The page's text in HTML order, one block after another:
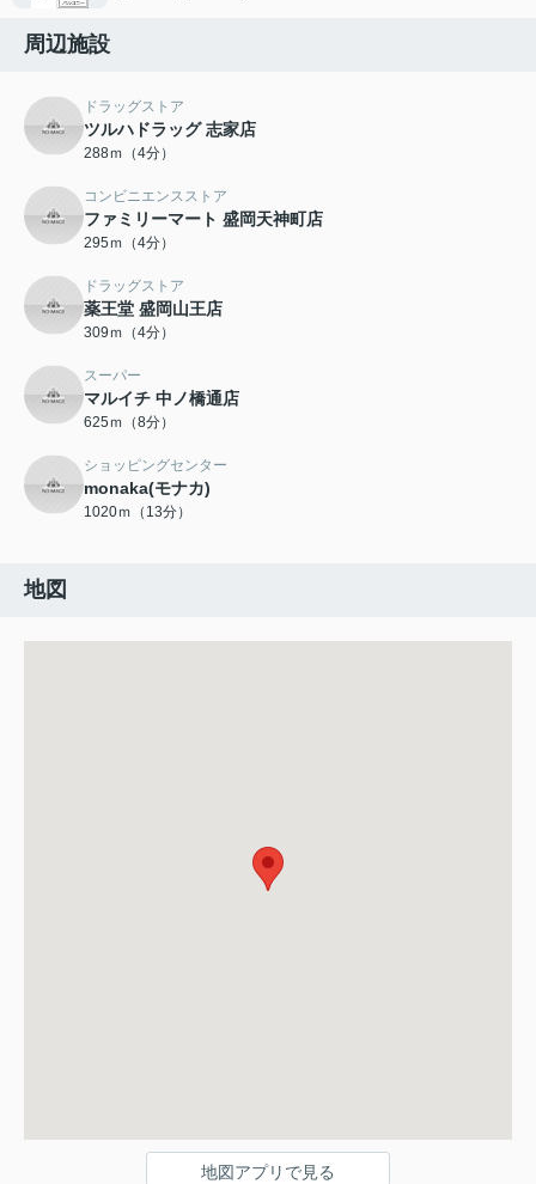
周辺施設
ドラッグストア
ツルハドラッグ 志家店
288ｍ（4分）
コンビニエンスストア
ファミリーマート 盛岡天神町店
295ｍ（4分）
ドラッグストア
薬王堂 盛岡山王店
309ｍ（4分）
スーパー
マルイチ 中ノ橋通店
625ｍ（8分）
ショッピングセンター
monaka(モナカ)
1020ｍ（13分）
地図
地図アプリで見る